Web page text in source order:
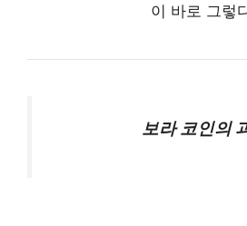
이 바로 그렇
보라 코인의